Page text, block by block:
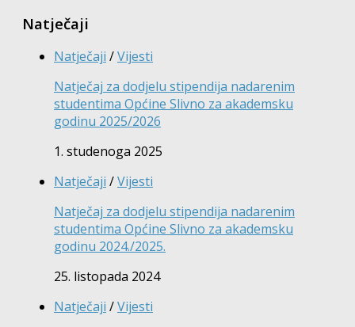
Natječaji
Natječaji /Vijesti
Natječaj za dodjelu stipendija nadarenim
studentima Općine Slivno za akademsku
godinu 2025/2026
1. studenoga 2025
Natječaji /Vijesti
Natječaj za dodjelu stipendija nadarenim
studentima Općine Slivno za akademsku
godinu 2024./2025.
25. listopada 2024
Natječaji /Vijesti